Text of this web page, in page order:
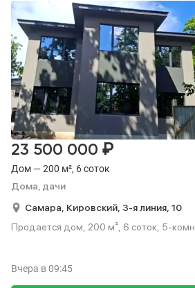
Дом — 200 м², 6 соток
Дома, дачи
23 500 000 ₽
Самара, Кировский, 3-я линия, 10
Продается дом, 200 м², 6 соток, 5-комн..
Вчера в 09:45